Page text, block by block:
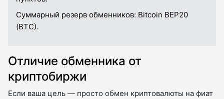
Суммарный резерв обменников: Bitcoin BEP20
(BTC).
Отличие обменника от
криптобиржи
Если ваша цель — просто обмен криптовалюты на фиат